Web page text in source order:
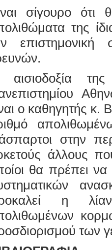
σίγουρο ότι
της
ο καθηγητής κ.
στην
άλλους
θα πρέπει
η
των